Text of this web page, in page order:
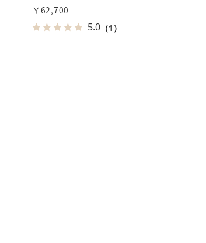
￥62,700
5.0 （1）